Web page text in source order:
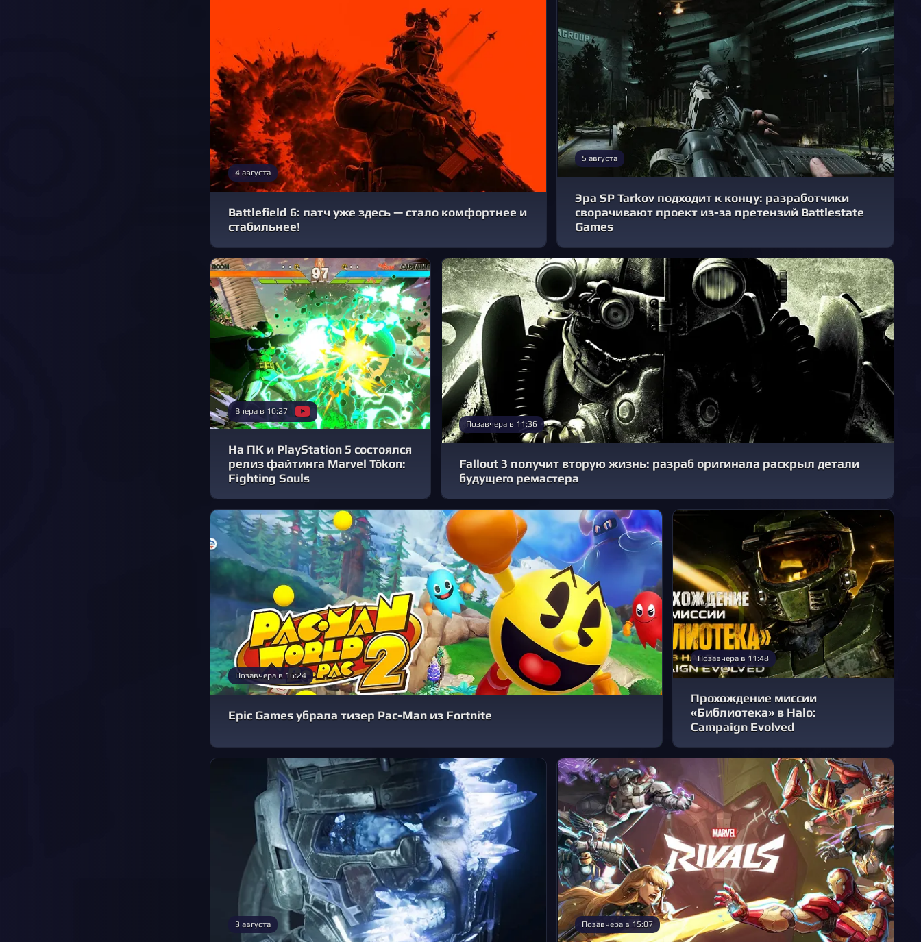
4 августа
Battlefield 6: патч уже здесь — стало комфортнее и
стабильнее!
5 августа
Эра SP Tarkov подходит к концу: разработчики
сворачивают проект из-за претензий Battlestate
Games
Вчера в 10:27
На ПК и PlayStation 5 состоялся
релиз файтинга Marvel Tōkon:
Fighting Souls
Позавчера в 11:36
Fallout 3 получит вторую жизнь: разраб оригинала раскрыл детали
будущего ремастера
Позавчера в 16:24
Epic Games убрала тизер Pac-Man из Fortnite
Позавчера в 11:48
Прохождение миссии
«Библиотека» в Halo:
Campaign Evolved
3 августа Позавчера в 15:07